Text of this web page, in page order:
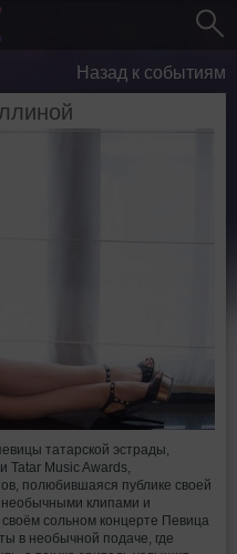
Назад к событиям
татарской эстрады,
Tatar Music Awards,
полюбившаяся публике своей
клипами и
сольном концерте Певица
в необычной подаче, где